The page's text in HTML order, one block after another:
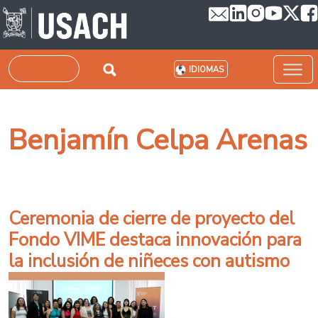
Pasar al contenido principal
Buscar IDIOMAS
Benjamín Celpa Arenas
Ceremonia de cierre de proyecto del
Fondo VIME destaca innovación para
la inclusión de niñeces con autismo